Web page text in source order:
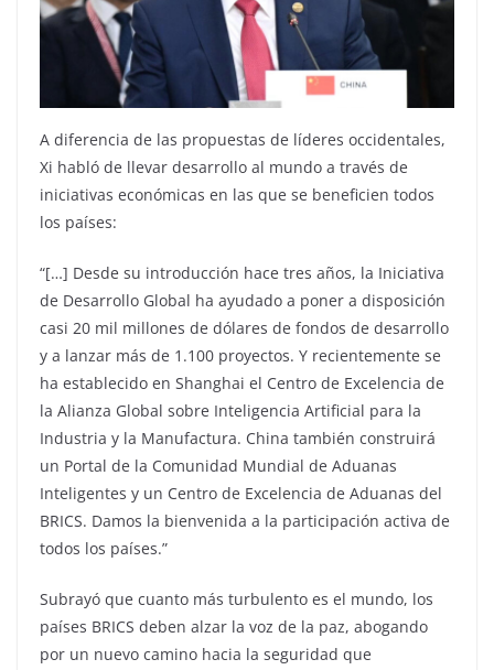
A diferencia de las propuestas de líderes occidentales,
Xi habló de llevar desarrollo al mundo a través de
iniciativas económicas en las que se beneficien todos
los países:
“[…] Desde su introducción hace tres años, la Iniciativa
de Desarrollo Global ha ayudado a poner a disposición
casi 20 mil millones de dólares de fondos de desarrollo
y a lanzar más de 1.100 proyectos. Y recientemente se
ha establecido en Shanghai el Centro de Excelencia de
la Alianza Global sobre Inteligencia Artificial para la
Industria y la Manufactura. China también construirá
un Portal de la Comunidad Mundial de Aduanas
Inteligentes y un Centro de Excelencia de Aduanas del
BRICS. Damos la bienvenida a la participación activa de
todos los países.”
Subrayó que cuanto más turbulento es el mundo, los
países BRICS deben alzar la voz de la paz, abogando
por un nuevo camino hacia la seguridad que